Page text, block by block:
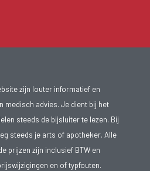
zijn louter informatief en
medisch advies. Je dient bij het
steeds de bijsluiter te lezen. Bij
steeds je arts of apotheker. Alle
prijzen zijn inclusief BTW en
en of typfouten.